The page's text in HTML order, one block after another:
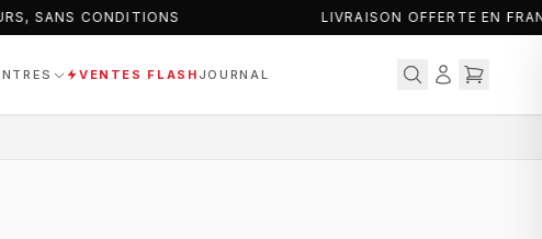
SANS CONDITIONS LIVRAISON OFFERTE EN
VENTES FLASH JOURNAL